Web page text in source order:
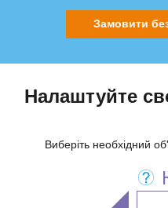
Замовити
Налаштуйте
Виберіть необхідний